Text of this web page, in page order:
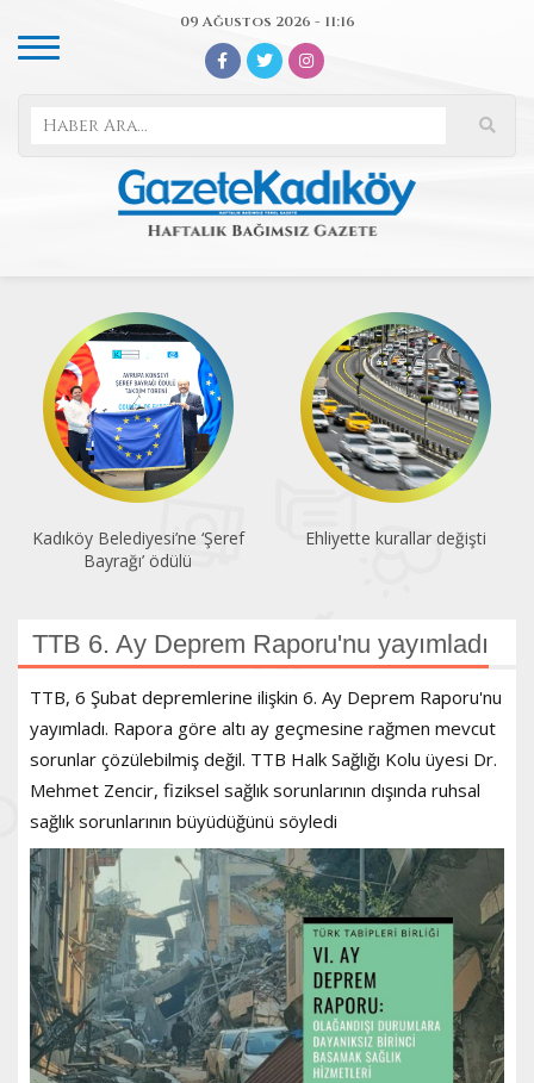
09 Ağustos 2026 - 11:16
Ehliyette kurallar değişti
Sendikalaşma oranı yüzde
TTB 6. Ay Deprem Raporu'nu yayımladı
TTB, 6 Şubat depremlerine ilişkin 6. Ay Deprem Raporu'nu
yayımladı. Rapora göre altı ay geçmesine rağmen mevcut
sorunlar çözülebilmiş değil. TTB Halk Sağlığı Kolu üyesi Dr.
Mehmet Zencir, fiziksel sağlık sorunlarının dışında ruhsal
sağlık sorunlarının büyüdüğünü söyledi